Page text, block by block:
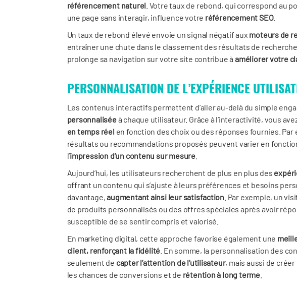
référencement naturel . Votre taux de rebond, qui correspond au
une page sans interagir, influence votre référencement SEO.
Un taux de rebond élevé envoie un signal négatif aux moteurs de
entraîner une chute dans le classement des résultats de
prolonge sa navigation sur votre site contribue à améliorer votre
PERSONNALISATION DE L’EXPÉRIENCE
Les contenus interactifs permettent d’aller au-delà du simple
personnaliséeà chaque utilisateur. Grâce à l’interactivité, vous
en temps réel en fonction des choix ou des réponses fournies.
résultats ou recommandations proposés peuvent varier en
l’impression d’un contenu sur mesure.
Aujourd’hui, les utilisateurs recherchent de plus en plus des
offrant un contenu qui s’ajuste à leurs préférences et besoins
davantage,augmentant ainsi leur satisfaction . Par exemple, un
de produits personnalisés ou des offres spéciales après avoir
susceptible de se sentir compris et valorisé.
En marketing digital, cette approche favorise également une
client, renforçant la fidélité . En somme, la personnalisation des
seulement de capter l’attention de l’utilisateur, mais aussi de
les chances de conversions et de rétention à long terme.